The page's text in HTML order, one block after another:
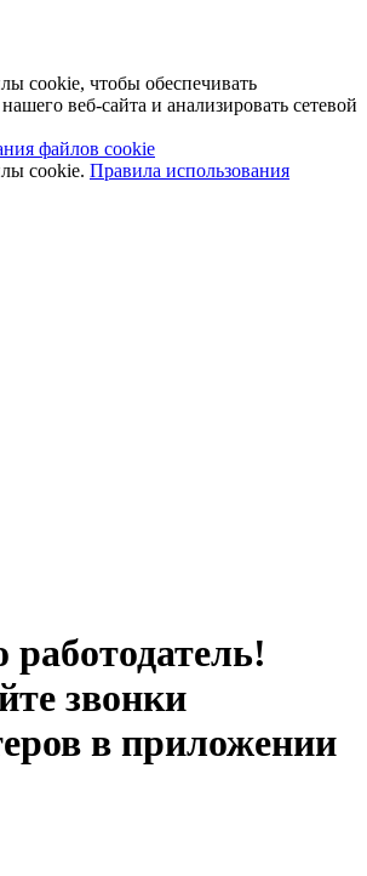
cookie, чтобы обеспечивать
веб-сайта и анализировать сетевой
файлов cookie
cookie. Правила использования
работодатель!
звонки
в приложении